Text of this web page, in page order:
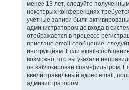
менее 13 лет, следуйте
некоторых конференциях
учётные записи были
администратором до входа в
отображается в процессе
прислано email-сообщение,
инструкциям. Если email-
возможно, что вы указали
он заблокирован спам-фильтром.
ввели правильный адрес email,
администратором.